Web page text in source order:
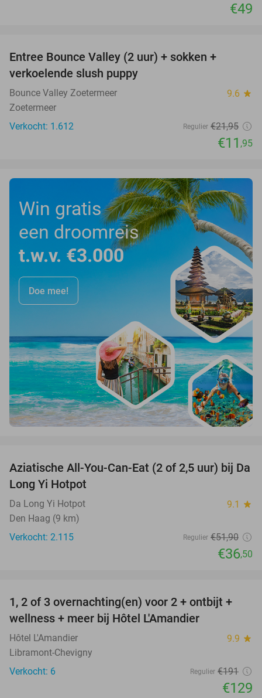
€49
Entree Bounce Valley (2 uur) + sokken +
verkoelende slush puppy
Bounce Valley Zoetermeer 9.6 star
Zoetermeer
Verkocht: 1.612
Regulier €21,95
€11 ,95
Win gratis
een droomreis
t.w.v. €3.000
Doe mee!
30%
Aziatische All-You-Can-Eat (2 of 2,5 uur) bij Da
Long Yi Hotpot
Da Long Yi Hotpot 9.1 star
Den Haag (9 km)
Verkocht: 2.115
Regulier €51,90
€36,50
32%
TODAY
1, 2 of 3 overnachting(en) voor 2 + ontbijt +
wellness + meer bij Hôtel L'Amandier
Hôtel L'Amandier 9.9 star
Libramont-Chevigny
Verkocht: 6
Regulier €191
€129